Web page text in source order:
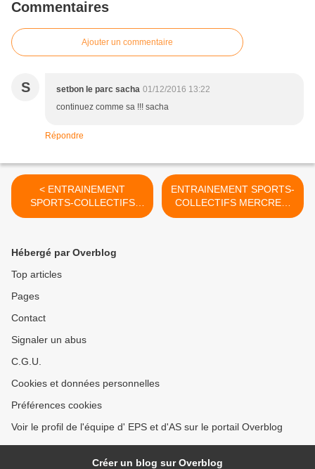
Commentaires
Ajouter un commentaire
S setbon le parc sacha 01/12/2016 13:22
continuez comme sa !!! sacha
Répondre
< ENTRAINEMENT
SPORTS-COLLECTIFS
MERCREDI 10
ENTRAINEMENT SPORTS-
COLLECTIFS MERCREDI
17 SEPTEMBRE >
Hébergé par Overblog
Top articles
Pages
Contact
Signaler un abus
C.G.U.
Cookies et données personnelles
Préférences cookies
Voir le profil de l'équipe d' EPS et d'AS sur le portail Overblog
Créer un blog sur Overblog